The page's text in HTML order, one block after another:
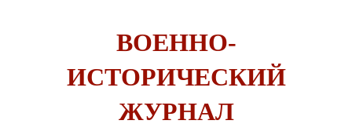
ВОЕННО-
ИСТОРИЧЕСКИЙ
ЖУРНАЛ